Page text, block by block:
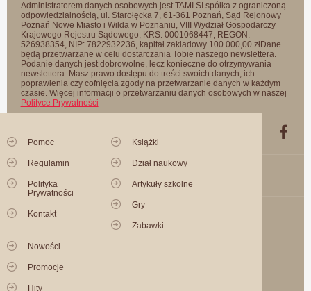
Administratorem danych osobowych jest TAMI SI spółka z ograniczoną
odpowiedzialnością, ul. Starołęcka 7, 61-361 Poznań, Sąd Rejonowy
Poznań Nowe Miasto i Wilda w Poznaniu, VIII Wydział Gospodarczy
Krajowego Rejestru Sądowego, KRS: 0001068447, REGON:
526938354, NIP: 7822932236, kapitał zakładowy 100 000,00 złDane
będą przetwarzane w celu dostarczania Tobie naszego newslettera.
Podanie danych jest dobrowolne, lecz konieczne do otrzymywania
newslettera. Masz prawo dostępu do treści swoich danych, ich
poprawienia czy cofnięcia zgody na przetwarzanie danych w każdym
czasie. Więcej informacji o przetwarzaniu danych osobowych w naszej
Polityce Prywatności
Pomoc
Regulamin
Polityka
Prywatności
Kontakt
Książki
Dział naukowy
Artykuły szkolne
Gry
Zabawki
Nowości
Promocje
Hity